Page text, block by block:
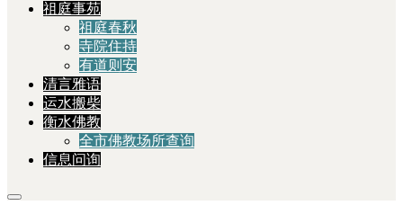
祖庭事苑
祖庭春秋
寺院住持
有道则安
清言雅语
运水搬柴
衡水佛教
全市佛教场所查询
信息问询